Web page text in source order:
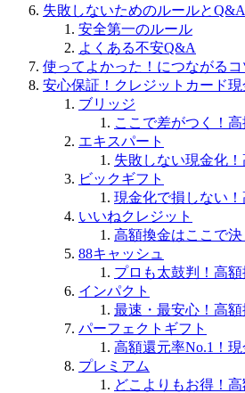
失敗しないためのルールと
安全第一のルール
よくある不安Q&A
使ってよかった！につながる
安心保証！クレジットカード
ブリッジ
ここで差がつく！
エキスパート
失敗しない現金化
ビックギフト
現金化で損しない
いいねクレジット
高額換金はここで
88キャッシュ
プロも太鼓判！高
インパクト
最速・最安心！高
パーフェクトギフト
高額還元率No.1！
プレミアム
どこよりもお得！